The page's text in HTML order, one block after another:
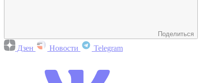
Поделиться
Дзен Новости Telegram